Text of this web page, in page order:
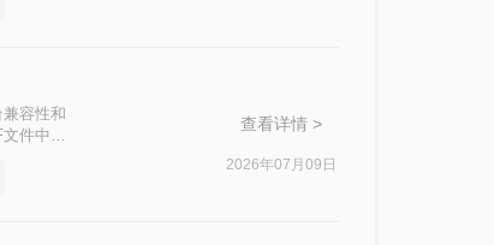
容性和
件中的
帮助
查看详情 >
2026年07月09日